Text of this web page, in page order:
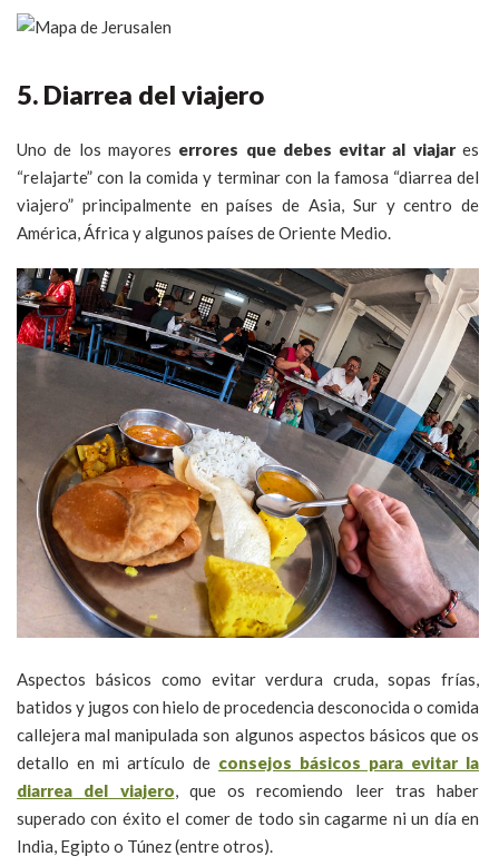
5. Diarrea del viajero
Uno de los mayores errores que debes evitar al viajares
“relajarte” con la comida y terminar con la famosa “diarrea del
viajero” principalmente en países de Asia, Sur y centro de
América, África y algunos países de Oriente Medio.
Aspectos básicos como evitar verdura cruda, sopas frías,
batidos y jugos con hielo de procedencia desconocida o comida
callejera mal manipulada son algunos aspectos básicos que os
detallo en mi artículo de consejos básicos para evitar la
diarrea del viajero, que os recomiendo leer tras haber
superado con éxito el comer de todo sin cagarme ni un día en
India, Egipto o Túnez (entre otros).